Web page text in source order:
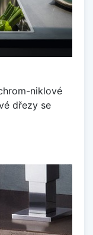
niklové
dřezy se